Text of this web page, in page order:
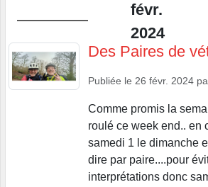
févr.
2024
Des Paires de
Publiée le 26 févr. 2024
Comme promis la
roulé ce week end.. en
samedi 1 le dimanche
dire par paire....pour
interprétations donc